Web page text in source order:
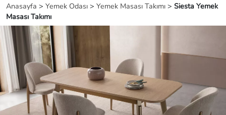
Anasayfa > Yemek Odası > Yemek Masası Takımı > Siesta Yemek
Masası Takımı